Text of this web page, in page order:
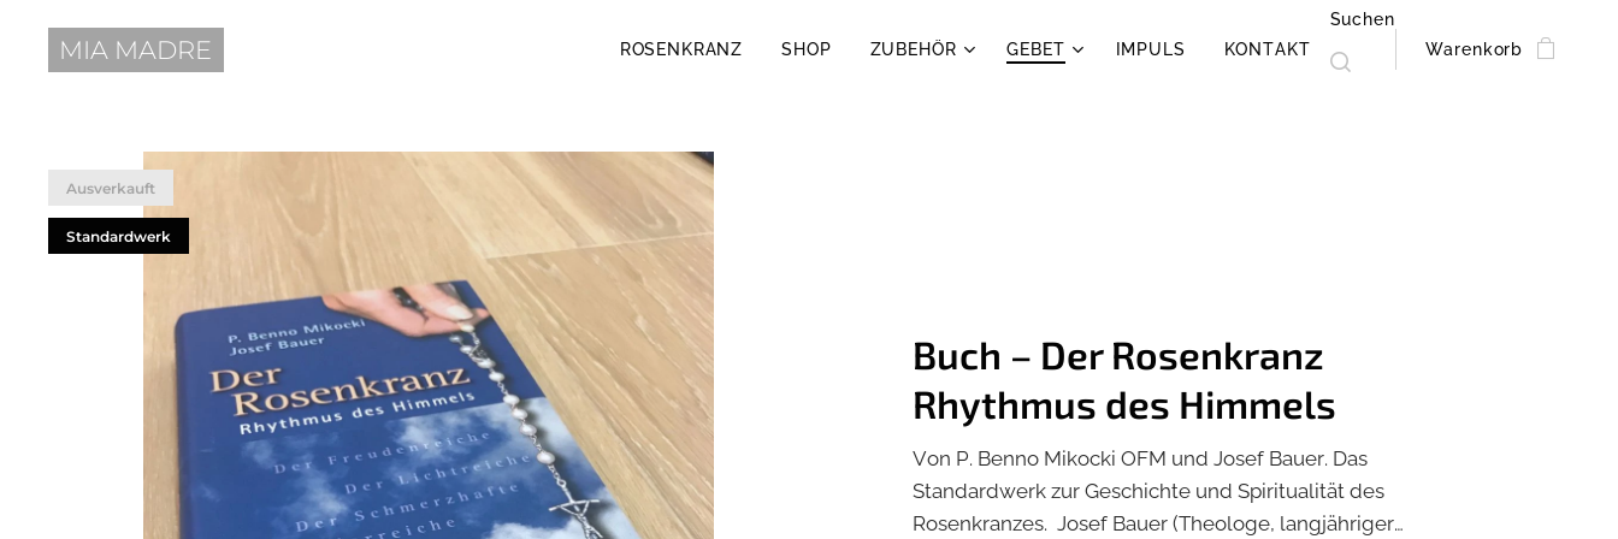
MIA MADRE ROSENKRANZ SHOP ZUBEHÖR GEBET IMPULS KONTAKT
Suchen
Warenkorb
Ausverkauft
Standardwerk
Buch – Der Rosenkranz
Rhythmus des Himmels
Von P. Benno Mikocki OFM und Josef Bauer. Das
Standardwerk zur Geschichte und Spiritualität des
Rosenkranzes. Josef Bauer (Theologe, langjähriger